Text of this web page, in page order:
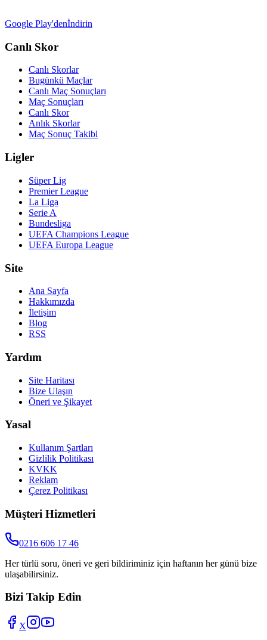
Google Play'denİndirin
Canlı Skor
Canlı Skorlar
Bugünkü Maçlar
Canlı Maç Sonuçları
Maç Sonuçları
Canlı Skor
Anlık Skorlar
Maç Sonuç Takibi
Ligler
Süper Lig
Premier League
La Liga
Serie A
Bundesliga
UEFA Champions League
UEFA Europa League
Site
Ana Sayfa
Hakkımızda
İletişim
Blog
RSS
Yardım
Site Haritası
Bize Ulaşın
Öneri ve Şikayet
Yasal
Kullanım Şartları
Gizlilik Politikası
KVKK
Reklam
Çerez Politikası
Müşteri Hizmetleri
0216 606 17 46
Her türlü soru, öneri ve geri bildiriminiz için haftanın her günü bize
ulaşabilirsiniz.
Bizi Takip Edin
X